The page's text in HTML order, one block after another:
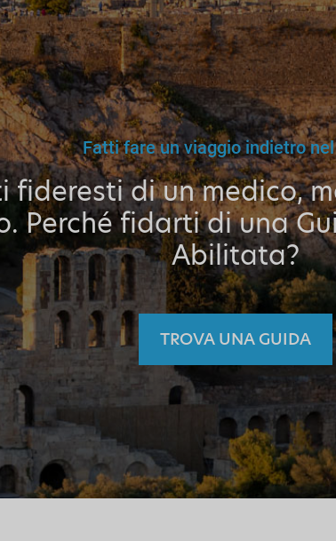
Fatti fare un viaggio indietro
fideresti di un medico,
Perché fidarti di una
Abilitata?
TROVA UNA GUIDA